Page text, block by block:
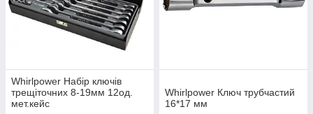
Whirlpower Набір ключів
трещіточних 8-19мм 12од.
мет.кейс
Whirlpower Ключ трубчастий
16*17 мм